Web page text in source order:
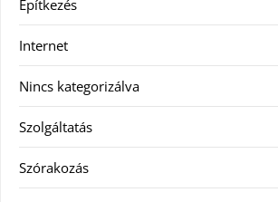
Építkezés
Internet
Nincs kategorizálva
Szolgáltatás
Szórakozás